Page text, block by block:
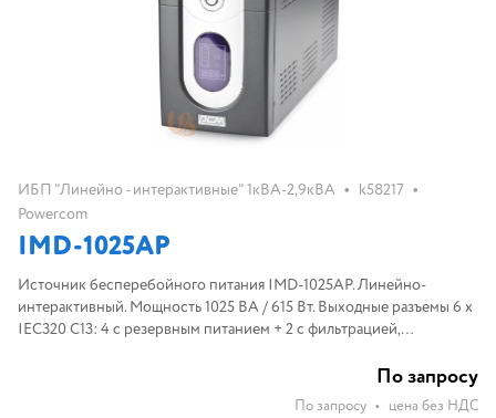
ИБП "Линейно - интерактивные" 1кВА-2,9кВА • k58217 •
Powercom
IMD-1025AP
Источник бесперебойного питания IMD-1025AP. Линейно-
интерактивный. Мощность 1025 ВА / 615 Вт. Выходные разъемы 6 х
IEC320 С13: 4 с резервным питанием + 2 с фильтрацией,
По запросу
По запросу • цена без НДС